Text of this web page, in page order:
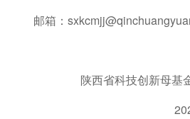
邮箱：
陕西省科技创新母基